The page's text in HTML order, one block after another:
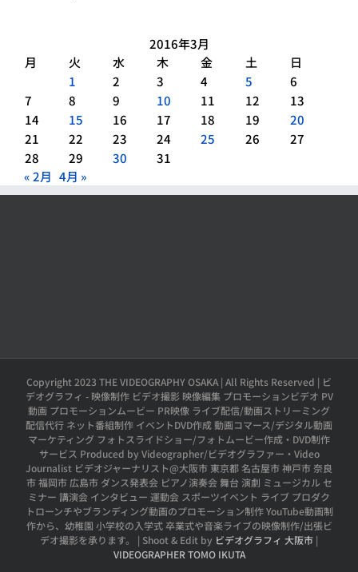
2016年3月
月
火 水 木 金 土
日
1
2 3 4 5
6
7
8 9 10 11 12
13
14
15 16 17 18 19
20
21
22 23 24 25 26
27
28
29 30
31
« 2月 4月 »
Copyright 2023 THE VIDEOGRAPHY OSAKA | All Rights Reserved | ビ
デオグラフィ - 映像制作 ビデオ撮影 映像編集 プロモーションビデオ PV
動画 プロモーションムービー PR映像 ライブ配信/動画ストリーミング
配信代行 ネット番組制作 イベントDVD作成 動画コマース/デジタル動画
マーケティング フォトスライドショー/フォトムービー作成・DVD制作
サービス Produced by Videographer/ビデオグラファー・Video
Journalist ビデオジャーナリスト@大阪市 東京都 名古屋市 神戸市 奈良
市 福岡市 広島市 ダンス発表会 ピアノ演奏会 舞台 演劇 ミュージカル セ
ミナー 講演会 インタビュー 運動会 スポーツイベント ライブ プロダク
トローンチやブランディング動画のプロモーション制作 YouTube動画制
作から、幼稚園 小学校の入学式 卒業式や音楽ライブの映像制作/出張ビ
デオ撮影を承ります。 | Shoot & Edit by ビデオグラフィ 大阪市 |
VIDEOGRAPHER TOMO IKUTA